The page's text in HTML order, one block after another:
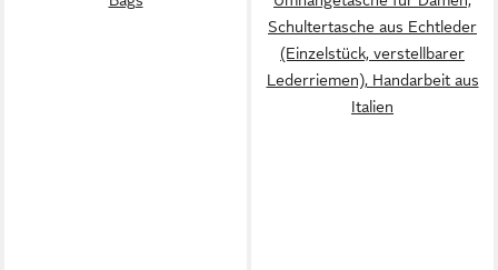
Schultertasche aus Echtleder
(Einzelstück, verstellbarer
Lederriemen), Handarbeit aus
Italien